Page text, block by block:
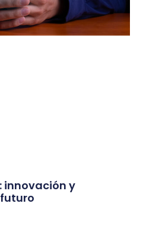
innovación y